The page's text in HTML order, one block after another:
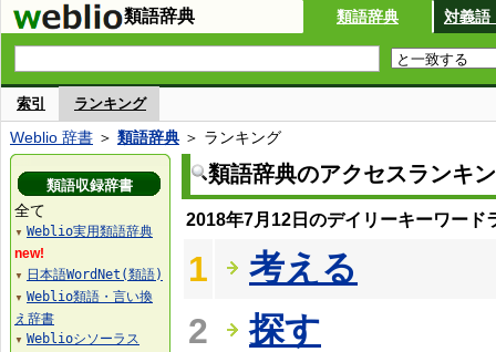
類語辞典 類語辞典 対義語
索引 ランキング
Weblio 辞書 ＞ 類語辞典 ＞ ランキング
類語辞典のアクセスランキ
2018年7月12日のデイリーキーワード
1
考える
2
探す
類語収録辞書
全て
▼ Weblio実用類語辞典
new!
▼ 日本語WordNet(類語)
▼ Weblio類語・言い換
え辞書
▼ Weblioシソーラス